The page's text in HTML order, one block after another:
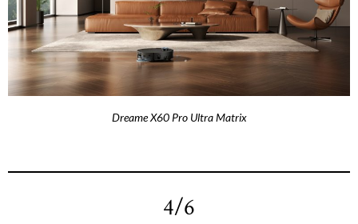
Dreame X60 Pro Ultra Matrix
4/6